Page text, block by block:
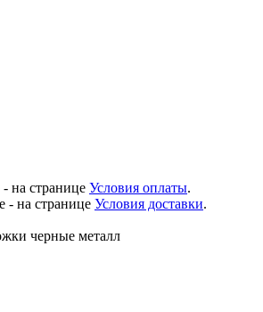
на странице Условия оплаты.
- на странице Условия доставки.
черные металл